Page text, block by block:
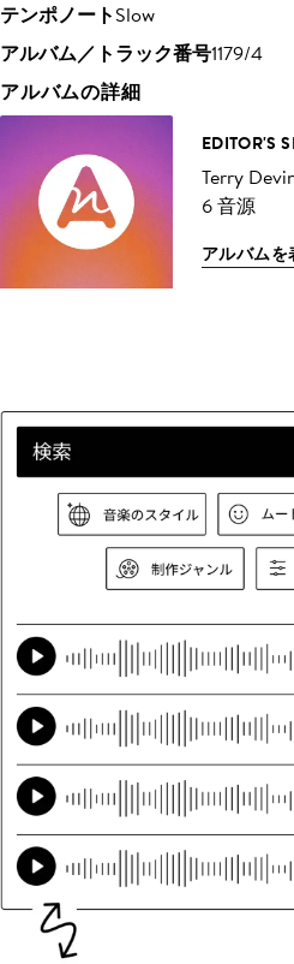
テンポノートSlow
アルバム／トラック番号1179/4
アルバムの詳細
EDITOR'S
Terry
6 音源
アルバムを